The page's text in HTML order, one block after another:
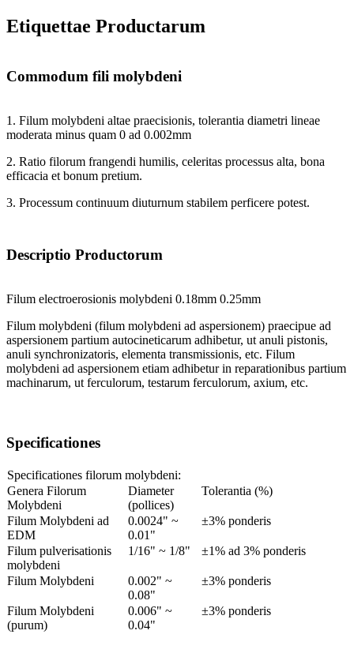
Etiquettae Productarum
Commodum fili molybdeni
1. Filum molybdeni altae praecisionis, tolerantia diametri lineae
moderata minus quam 0 ad 0.002mm
2. Ratio filorum frangendi humilis, celeritas processus alta, bona
efficacia et bonum pretium.
3. Processum continuum diuturnum stabilem perficere potest.
Descriptio Productorum
Filum electroerosionis molybdeni 0.18mm 0.25mm
Filum molybdeni (filum molybdeni ad aspersionem) praecipue ad
aspersionem partium autocineticarum adhibetur, ut anuli pistonis,
anuli synchronizatoris, elementa transmissionis, etc. Filum
molybdeni ad aspersionem etiam adhibetur in reparationibus partium
machinarum, ut ferculorum, testarum ferculorum, axium, etc.
Specificationes
Specificationes filorum molybdeni:
Genera Filorum
Molybdeni
Diameter
(pollices)
Tolerantia (%)
Filum Molybdeni ad
EDM
0.0024" ~
0.01"
±3% ponderis
Filum pulverisationis
molybdeni
1/16" ~ 1/8" ±1% ad 3% ponderis
Filum Molybdeni
0.002" ~
0.08"
±3% ponderis
Filum Molybdeni
(purum)
0.006" ~
0.04"
±3% ponderis